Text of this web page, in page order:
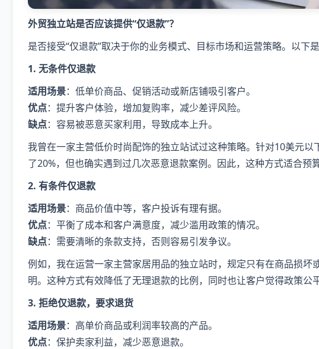
外贸独立站是否应该提供“仅退款”？
是否接受“仅退款”取决于你的业务模式、目标市场和运营策略。以下
1. 无条件仅退款
适用场景：低单价商品、促销活动或新店铺吸引客户。
优点：提升客户体验，增加复购率，减少差评风险。
缺点：容易被恶意买家利用，导致成本上升。
我曾在一家主营低价时尚配饰的独立站试过这种策略。针对10美元
了20%，但也确实遇到过几次恶意退款案例。因此，这种方式适合预
2. 有条件仅退款
适用场景：商品价值中等，客户投诉有理有据。
优点：平衡了成本和客户满意度，减少滥用政策的情况。
缺点：需要清晰的条款支持，否则容易引发争议。
例如，我在运营一家主营家居用品的独立站时，规定只有在商品损坏
明。这种方式有效降低了无理退款的比例，同时也让客户觉得政策公平
3. 拒绝仅退款，要求退货
适用场景：高单价商品或利润率较高的产品。
优点：保护卖家利益，减少恶意退款。